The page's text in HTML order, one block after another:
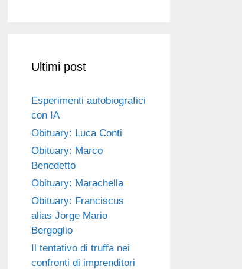
Ultimi post
Esperimenti autobiografici
con IA
Obituary: Luca Conti
Obituary: Marco
Benedetto
Obituary: Marachella
Obituary: Franciscus
alias Jorge Mario
Bergoglio
Il tentativo di truffa nei
confronti di imprenditori